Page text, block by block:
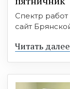
Спектр
сайт
Читать далее